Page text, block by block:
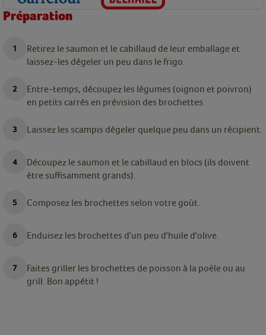
Préparation
Retirez le saumon et le cabillaud de leur emballage et
laissez-les dégeler un peu dans le frigo.
Entre-temps, découpez les légumes (oignon et poivron)
en petits carrés en prévision des brochettes.
Laissez les scampis dégeler quelque peu dans un récipient.
Découpez le saumon et le cabillaud en blocs (ils doivent
être suffisamment grands).
Composez les brochettes selon votre goût.
Enduisez les brochettes d'un peu d'huile d'olive.
Faites griller les brochettes de poisson à la poêle ou au
grill. Bon appétit !